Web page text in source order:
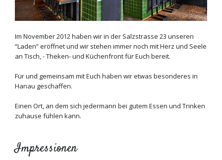
Im November 2012 haben wir in der Salzstrasse 23 unseren
“Laden” eröffnet und wir stehen immer noch mit Herz und Seele
an Tisch, - Theken- und Küchenfront für Euch bereit.
Für und gemeinsam mit Euch haben wir etwas besonderes in
Hanau geschaffen.
Einen Ort, an dem sich jedermann bei gutem Essen und Trinken
zuhause fühlen kann.
Impressionen